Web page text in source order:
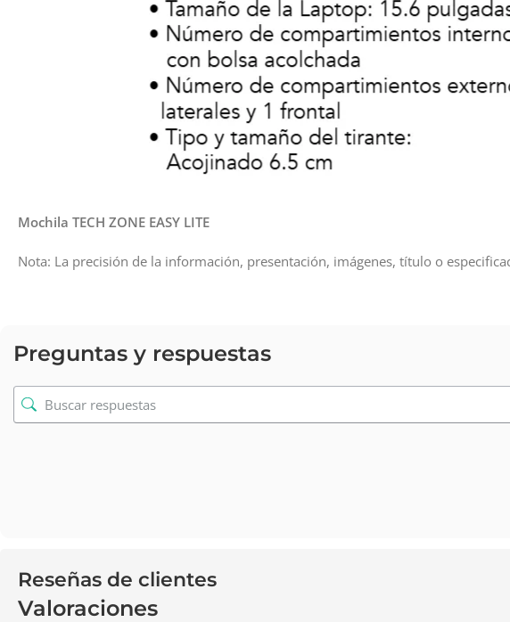
Mochila TECH ZONE EASY LITE
Nota: La precisión de la información, presentación, imágenes, título o
Preguntas y respuestas
Reseñas de clientes
Valoraciones